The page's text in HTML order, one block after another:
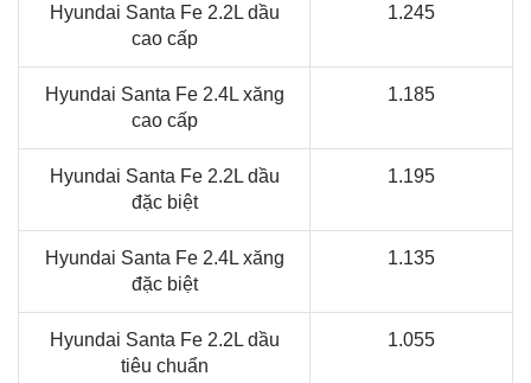
Hyundai Santa Fe 2.2L dầu
cao cấp
1.245
Hyundai Santa Fe 2.4L xăng
cao cấp
1.185
Hyundai Santa Fe 2.2L dầu
đặc biệt
1.195
Hyundai Santa Fe 2.4L xăng
đặc biệt
1.135
Hyundai Santa Fe 2.2L dầu
tiêu chuẩn
1.055